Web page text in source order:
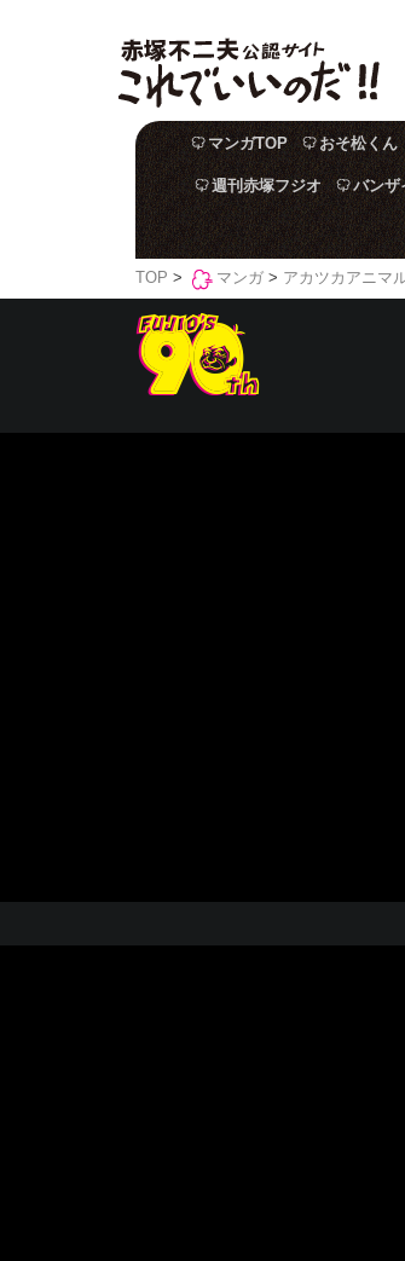
マンガTOP おそ松くん
週刊赤塚フジオ バンザ
TOP > マンガ > アカツカアニマ